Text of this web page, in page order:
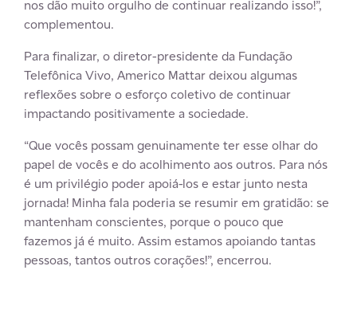
nos dão muito orgulho de continuar realizando isso!”,
complementou.
Para finalizar, o diretor-presidente da Fundação
Telefônica Vivo, Americo Mattar deixou algumas
reflexões sobre o esforço coletivo de continuar
impactando positivamente a sociedade.
“Que vocês possam genuinamente ter esse olhar do
papel de vocês e do acolhimento aos outros. Para nós
é um privilégio poder apoiá-los e estar junto nesta
jornada! Minha fala poderia se resumir em gratidão: se
mantenham conscientes, porque o pouco que
fazemos já é muito. Assim estamos apoiando tantas
pessoas, tantos outros corações!”, encerrou.